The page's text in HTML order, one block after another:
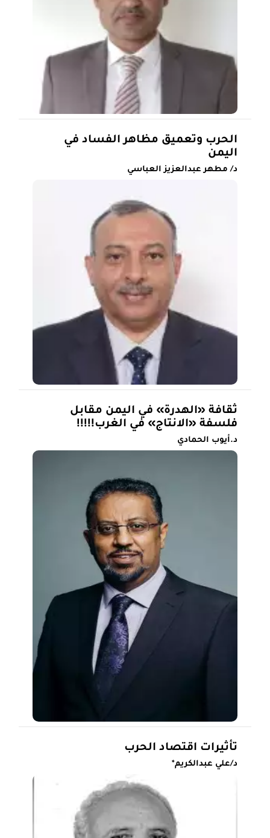
الحرب وتعميق مظاهر الفساد في
اليمن
د/ مطهر عبدالعزيز العباسي
ثقافة «الهدرة» في اليمن مقابل
فلسفة «الانتاج» في الغرب!!!!!
د.أيوب الحمادي
تأثيرات اقتصاد الحرب
د/علي عبدالكريم*